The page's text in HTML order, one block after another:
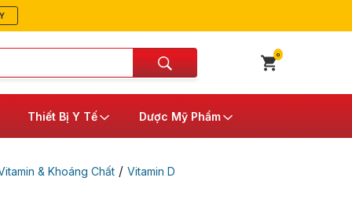
0
Thiết Bị Y Tế Dược Mỹ Phẩm
& Khoáng Chất/ Vitamin D